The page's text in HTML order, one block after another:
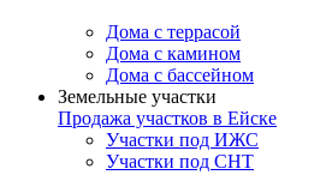
Дома с террасой
Дома с камином
Дома с бассейном
Земельные участки
Продажа участков в Ейске
Участки под ИЖС
Участки под СНТ